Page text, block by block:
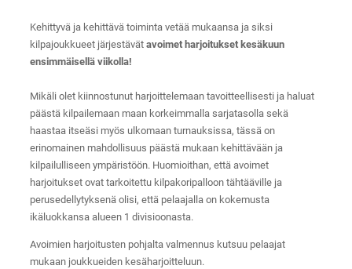
Kehittyvä ja kehittävä toiminta vetää mukaansa ja siksi
kilpajoukkueet järjestävätavoimet harjoitukset kesäkuun
ensimmäisellä viikolla!
Mikäli olet kiinnostunut harjoittelemaan tavoitteellisesti ja haluat
päästä kilpailemaan maan korkeimmalla sarjatasolla sekä
haastaa itseäsi myös ulkomaan turnauksissa, tässä on
erinomainen mahdollisuus päästä mukaan kehittävään ja
kilpailulliseen ympäristöön. Huomioithan, että avoimet
harjoitukset ovat tarkoitettu kilpakoripalloon tähtääville ja
perusedellytyksenä olisi, että pelaajalla on kokemusta
ikäluokkansa alueen 1 divisioonasta.
Avoimien harjoitusten pohjalta valmennus kutsuu pelaajat
mukaan joukkueiden kesäharjoitteluun.